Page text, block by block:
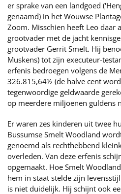
er sprake van een landgoed
genaamd) in het Wouwse
Zoom. Misschien heeft Leo daar
grootvader met de jacht
grootvader Gerrit Smelt. Hij
Muskens) tot zijn executeur-
erfenis bedroegen volgens de
326.815,64½ (de halve cent
tegenwoordige geldwaarde
op meerdere miljoenen guldens
Er waren zes kinderen uit twee
Bussumse Smelt Woodland
genoemd als rechthebbend
overleden. Van deze erfenis
opgemaakt. Hoe Smelt
hem in staat stelde zijn
is niet duidelijk. Hij schijnt ook